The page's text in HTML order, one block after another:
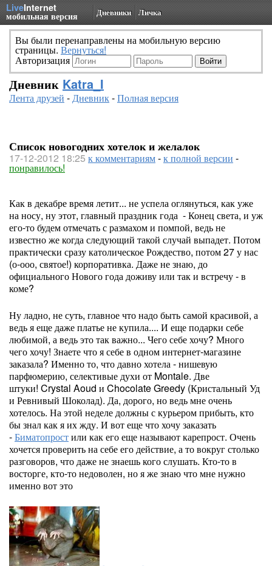
LiveInternet
мобильная версия Дневники Личка
Вы были перенаправлены на мобильную версию
страницы. Вернуться!
Авторизация
Дневник Katra_I
Лента друзей -Дневник-Полная версия
Список новогодних хотелок и желалок
17-12-2012 18:25 к комментариям-к полной версии -
понравилось!
Как в декабре время летит... не успела оглянуться, как уже
на носу, ну этот, главный праздник года - Конец света, и уж
его-то будем отмечать с размахом и помпой, ведь не
известно же когда следующий такой случай выпадет. Потом
практически сразу католическое Рождество, потом 27 у нас
(о-ооо, святое!) корпоративка. Даже не знаю, до
официального Нового года доживу или так и встречу - в
коме?
Ну ладно, не суть, главное что надо быть самой красивой, а
ведь я еще даже платье не купила.... И еще подарки себе
любимой, а ведь это так важно... Чего себе хочу? Много
чего хочу! Знаете что я себе в одном интернет-магазине
заказала? Именно то, что давно хотела - нишевую
парфюмерию, селективые духи от Montale. Две
штуки! Crystal Aoud и Chocolate Greedy (Кристальный Уд
и Ревнивый Шоколад). Да, дорого, но ведь мне очень
хотелось. На этой неделе должны с курьером прибыть, кто
бы знал как я их жду. И вот еще что хочу заказать
-Биматопростили как его еще называют карепрост. Очень
хочется проверить на себе его действие, а то вокруг столько
разговоров, что даже не знаешь кого слушать. Кто-то в
восторге, кто-то недоволен, но я же знаю что мне нужно
именно вот это